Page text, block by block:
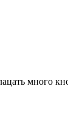
много